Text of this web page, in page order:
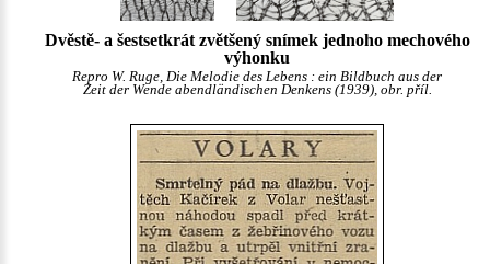
Dvěstě- a šestsetkrát zvětšený snímek jednoho mechového
výhonku
Repro W. Ruge, Die Melodie des Lebens : ein Bildbuch aus der
Zeit der Wende abendländischen Denkens (1939), obr. příl.